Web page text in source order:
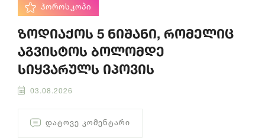
ᲰᲝᲠᲝᲡᲙᲝᲞᲘ
ზოდიაქოს 5 ნიშანი, რომელიც
აგვისტოს ბოლომდე
სიყვარულს იპოვის
03.08.2026
ᲓᲐᲢᲝᲕᲔ ᲙᲝᲛᲔᲜᲢᲐᲠᲘ